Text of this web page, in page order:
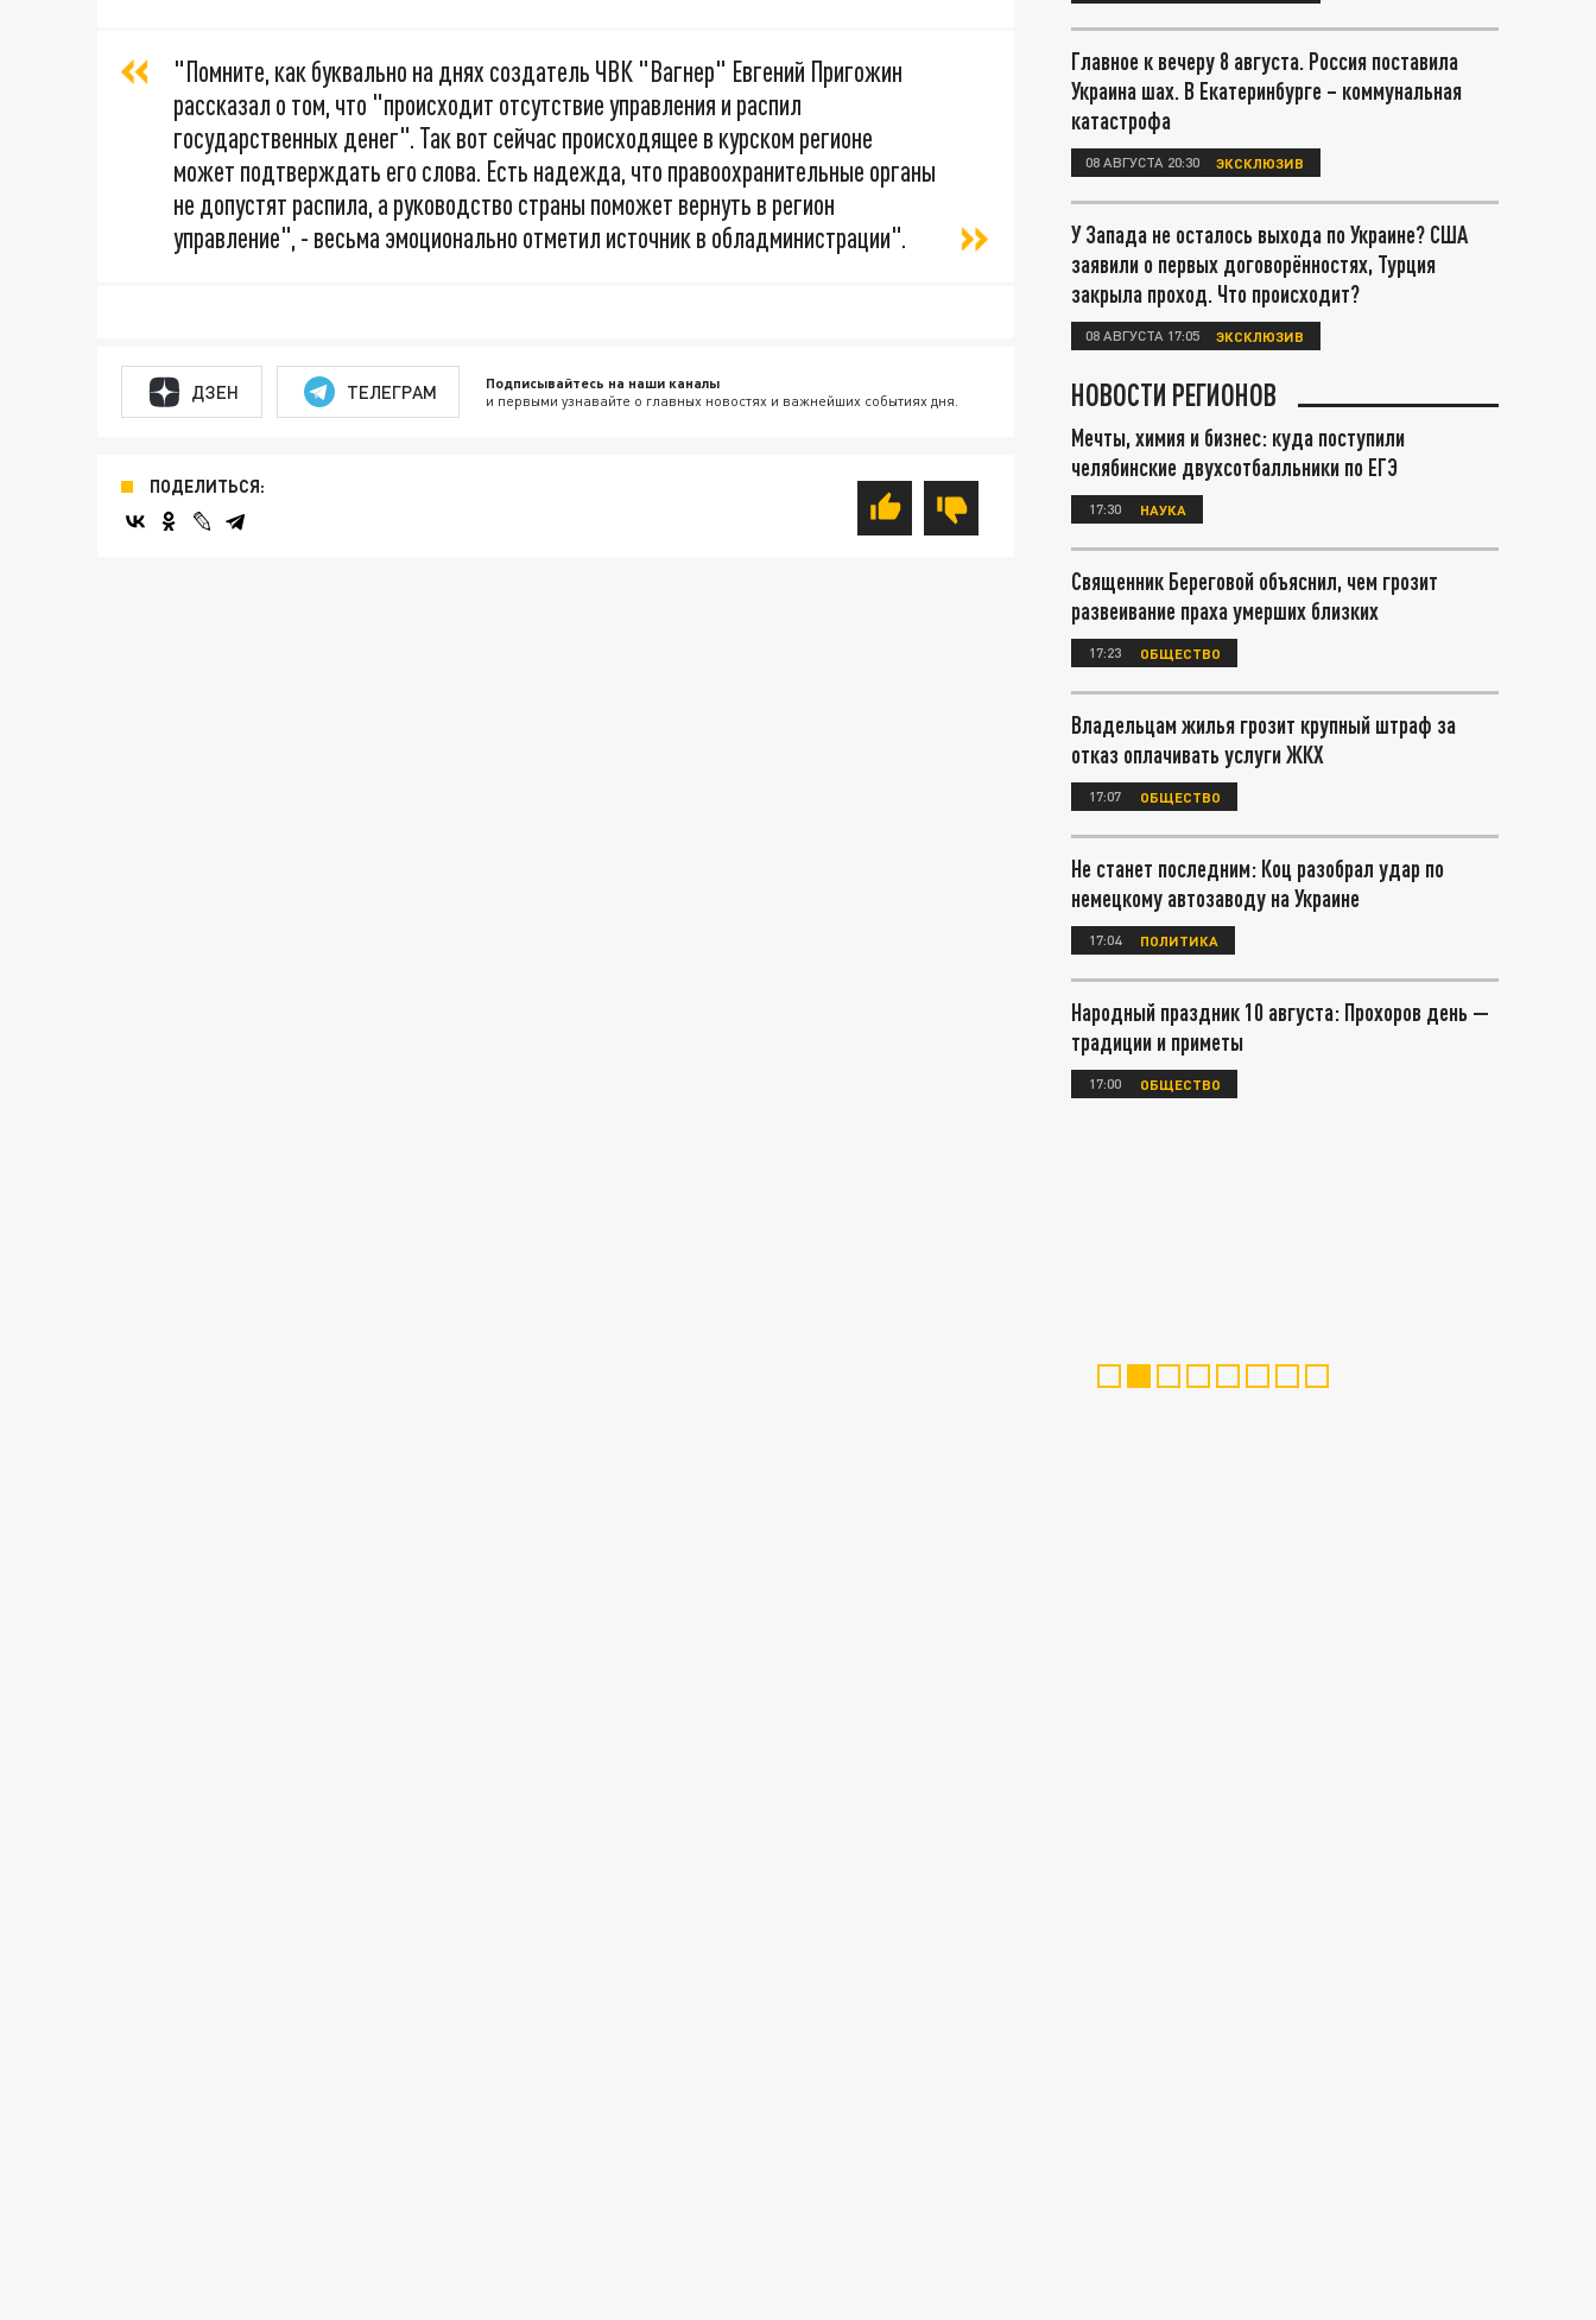
"Помните, как буквально на днях создатель ЧВК "Вагнер" Евгений Пригожин
рассказал о том, что "происходит отсутствие управления и распил
государственных денег". Так вот сейчас происходящее в курском регионе
может подтверждать его слова. Есть надежда, что правоохранительные органы
не допустят распила, а руководство страны поможет вернуть в регион
управление", - весьма эмоционально отметил источник в обладминистрации".
ДЗЕН ТЕЛЕГРАМ Подписывайтесь на наши каналы
и первыми узнавайте о главных новостях и важнейших событиях дня.
ПОДЕЛИТЬСЯ:
Главное к вечеру 8 августа. Россия поставила
Украина шах. В Екатеринбурге – коммунальная
катастрофа
08 АВГУСТА 20:30 ЭКСКЛЮЗИВ
У Запада не осталось выхода по Украине? США
заявили о первых договорённостях, Турция
закрыла проход. Что происходит?
08 АВГУСТА 17:05 ЭКСКЛЮЗИВ
НОВОСТИ РЕГИОНОВ
Мечты, химия и бизнес: куда поступили
челябинские двухсотбалльники по ЕГЭ
17:30 НАУКА
Священник Береговой объяснил, чем грозит
развеивание праха умерших близких
17:23 ОБЩЕСТВО
Владельцам жилья грозит крупный штраф за
отказ оплачивать услуги ЖКХ
17:07 ОБЩЕСТВО
Не станет последним: Коц разобрал удар по
немецкому автозаводу на Украине
17:04 ПОЛИТИКА
Народный праздник 10 августа: Прохоров день —
традиции и приметы
17:00 ОБЩЕСТВО